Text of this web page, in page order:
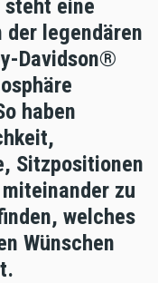
eine
legendären
Davidson®
haben
Sitzpositionen
zu
welches
Wünschen